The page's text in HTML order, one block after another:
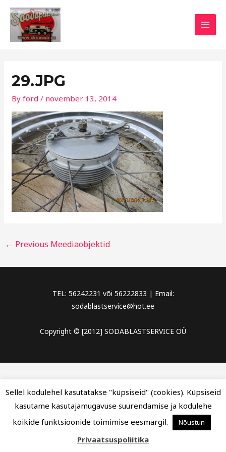
Skip
content
29.JPG
Byford/ november 13, 2014
Post
navigation
← Previous Meediaobjektid
TEL: 56242231 või 56222833 | Email:
sodablastservice@hot.ee
Copyright © [2012] SODABLASTSERVICE OÜ
Sellel kodulehel kasutatakse "küpsiseid" (cookies). Küpsiseid
kasutame kasutajamugavuse suurendamise ja kodulehe
kõikide funktsioonide toimimise eesmärgil.
Nõustun
Privaatsuspoliitika